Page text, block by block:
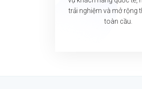
trải nghiệm và mở rộng
toàn cầu.